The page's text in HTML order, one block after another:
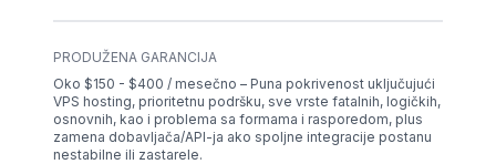
PRODUŽENA GARANCIJA
Oko $150 - $400 / mesečno – Puna pokrivenost uključujući
VPS hosting, prioritetnu podršku, sve vrste fatalnih, logičkih,
osnovnih, kao i problema sa formama i rasporedom, plus
zamena dobavljača/API-ja ako spoljne integracije postanu
nestabilne ili zastarele.